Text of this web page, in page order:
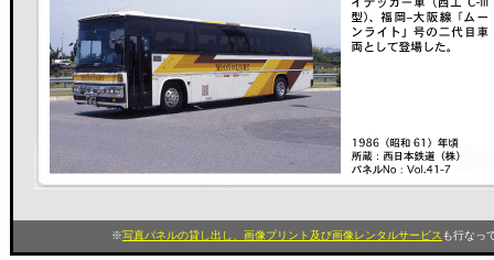
※写真パネルの貸し出し、画像プリント及び画像レンタルサービス も行なっ